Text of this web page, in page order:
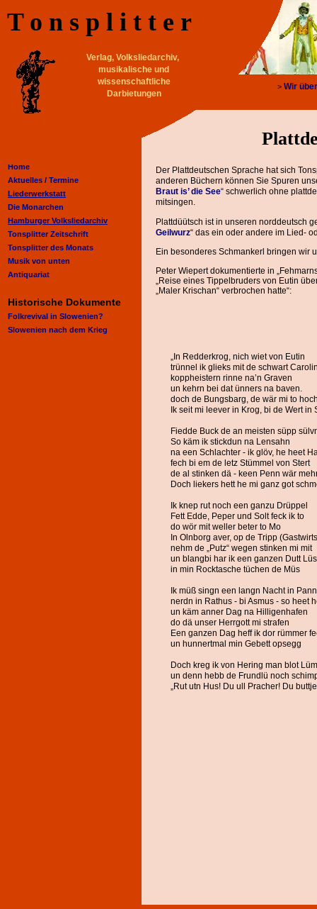
Home
Aktuelles / Termine
Liederwerkstatt
Die Monarchen
Hamburger Volksliedarchiv
Tonsplitter Zeitschrift
Tonsplitter des Monats
Musik von unten
Antiquariat
Historische Dokumente
Folkrevival in Slowenien?
Slowenien nach dem Krieg
Der Plattdeutschen Sprache hat sich
anderen Büchern können Sie Spuren
Braut is’ die See“ schwerlich ohne
mitsingen.
Plattdüütsch ist in unseren norddeutsch
Geilwurz“ das ein oder andere im Lied-
Ein besonderes Schmankerl bringen wir
Peter Wiepert dokumentierte in
„Reise eines Tippelbruders von Eutin
„Maler Krischan“ verbrochen hatte“:
„In Redderkrog, nich wiet von Eutin
trünnel ik glieks mit de schwart
koppheistern rinne na’n Graven
un kehrn bei dat ünners na baven.
doch de Bungsbarg, de wär mi to
Ik seit mi leever in Krog, bi de Wert in
Fiedde Buck de an meisten süpp
So käm ik stickdun na Lensahn
na een Schlachter - ik glöv, he heet
fech bi em de letz Stümmel von Stert
de al stinken dä - keen Penn wär
Doch liekers hett he mi ganz got
Ik knep rut noch een ganzu Drüppel
Fett Edde, Peper und Solt feck ik to
do wör mit weller beter to Mo
In Olnborg aver, op de Tripp
nehm de „Putz“ wegen stinken mi mit
un blangbi har ik een ganzen Dutt Lüs
in min Rocktasche tüchen de Müs
Ik müß singn een langn Nacht in
nerdn in Rathus - bi Asmus - so heet
un käm anner Dag na Hilligenhafen
do dä unser Herrgott mi strafen
Een ganzen Dag heff ik dor rümmer
un hunnertmal min Gebett opsegg
Doch kreg ik von Hering man blot
un denn hebb de Frundlü noch
„Rut utn Hus! Du ull Pracher! Du
> Wir
T o n s p l i t t e r
Verlag, Volksliedarchiv,
musikalische und
wissenschaftliche
Darbietungen